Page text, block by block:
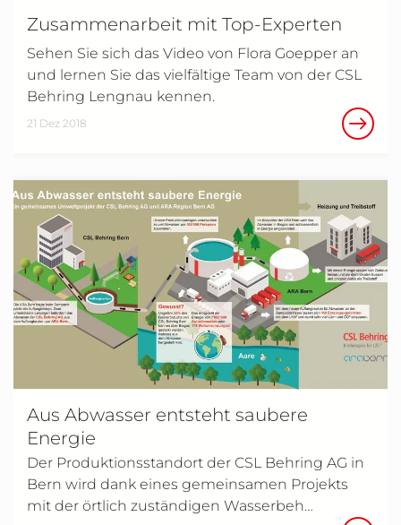
Zusammenarbeit mit Top-Experten
Sehen Sie sich das Video von Flora Goepper an
und lernen Sie das vielfältige Team von der CSL
Behring Lengnau kennen.
21 Dez 2018
Aus Abwasser entsteht saubere
Energie
Der Produktionsstandort der CSL Behring AG in
Bern wird dank eines gemeinsamen Projekts
mit der örtlich zuständigen Wasserbeh…